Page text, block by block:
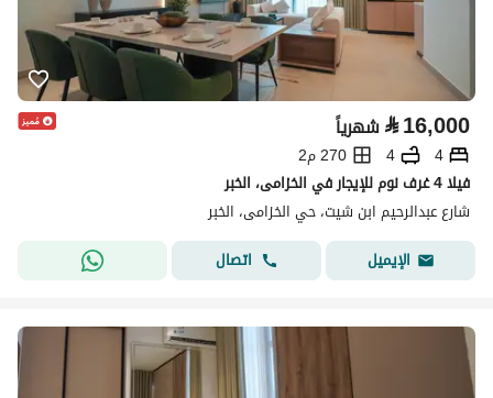
⃁16,000 شهرياً
4
4
270 م2
فيلا 4 غرف نوم للإيجار في الخزامى، الخبر
شارع عبدالرحيم ابن شيت، حي الخزامى، الخبر
الإيميل
اتصال